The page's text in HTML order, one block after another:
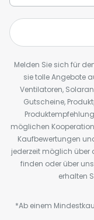
Melden Sie sich für
sie tolle Angebote
Ventilatoren,
Gutscheine,
möglichen
Kaufbewertungen
jederzeit möglich über
finden oder über
erhalten
*Ab einem